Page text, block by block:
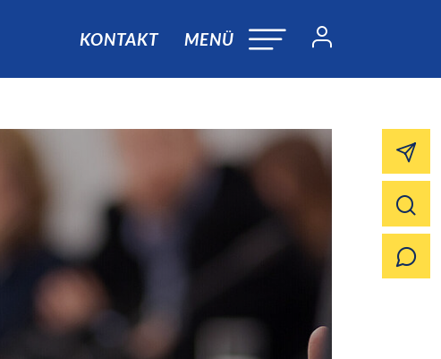
KONTAKT MENÜ